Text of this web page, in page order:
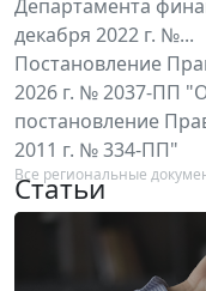
Департамента
декабря 2022 г. №...
Постановление
2026 г. № 2037-ПП
постановление
2011 г. № 334-ПП"
Все региональные
Статьи